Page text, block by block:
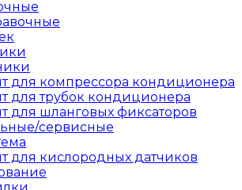
для компрессора кондиционера
для трубок кондиционера
для шланговых фиксаторов
сервисные
для кислородных датчиков